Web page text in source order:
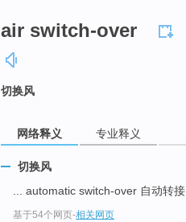
air switch-over
切换风
网络释义 专业释义
切换风
... automatic switch-over 自动转接
基于54个网页-相关网页